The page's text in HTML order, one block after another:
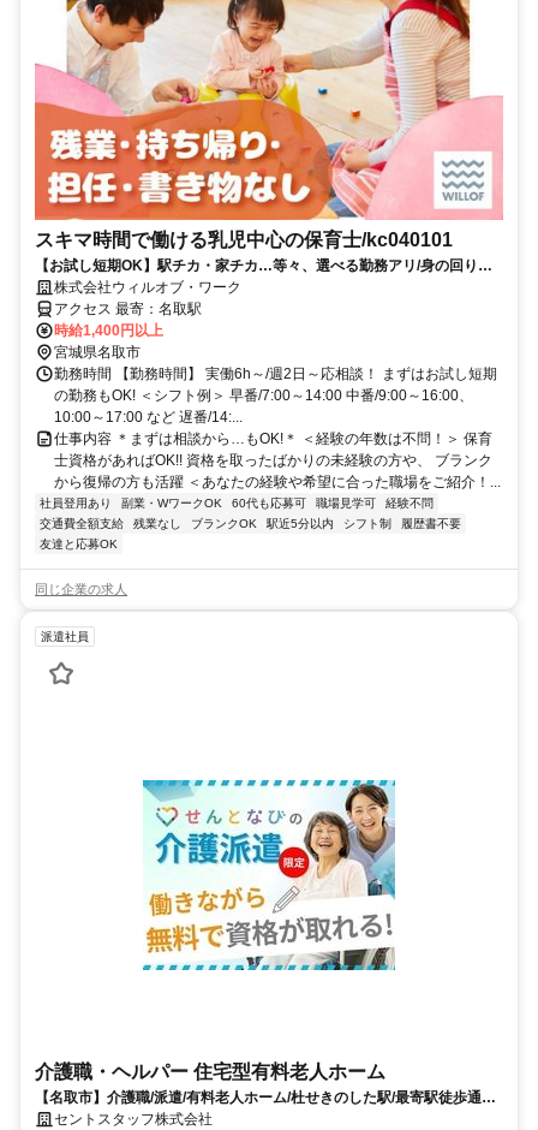
スキマ時間で働ける乳児中心の保育士/kc040101
【お試し短期OK】駅チカ・家チカ…等々、選べる勤務アリ/身の回りの
お世話中心♪
株式会社ウィルオブ・ワーク
アクセス 最寄：名取駅
時給1,400円以上
宮城県名取市
勤務時間 【勤務時間】 実働6h～/週2日～応相談！ まずはお試し短期
の勤務もOK! ＜シフト例＞ 早番/7:00～14:00 中番/9:00～16:00、
10:00～17:00 など 遅番/14:...
仕事内容 ＊まずは相談から…もOK!＊ ＜経験の年数は不問！＞ 保育
士資格があればOK!! 資格を取ったばかりの未経験の方や、 ブランク
から復帰の方も活躍 ＜あなたの経験や希望に合った職場をご紹介！...
社員登用あり 副業・WワークOK 60代も応募可 職場見学可
経験不問
交通費全額支給
残業なし ブランクOK 駅近5分以内 シフト制
履歴書不要
友達と応募OK
同じ企業の求人
派遣社員
介護職・ヘルパー 住宅型有料老人ホーム
【名取市】介護職/派遣/有料老人ホーム/杜せきのした駅/最寄駅徒歩通勤
可能/駐車場完備
セントスタッフ株式会社